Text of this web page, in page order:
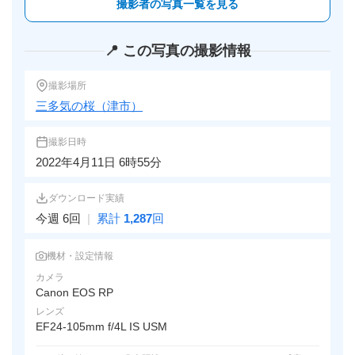
撮影者の写真一覧を見る
📍 この写真の撮影情報
撮影場所
三多気の桜（津市）
撮影日時
2022年4月11日 6時55分
ダウンロード実績
今週 6回 | 累計 1,287回
機材・設定情報
カメラ
Canon EOS RP
レンズ
EF24-105mm f/4L IS USM